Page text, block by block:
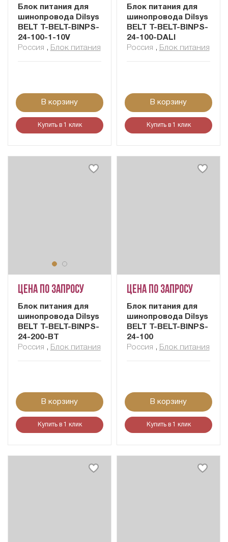
Блок питания для
шинопровода Dilsys
BELT T-BELT-BINPS-
24-100-1-10V
Россия , Блок питания
В корзину
Купить в 1 клик
Блок питания для
шинопровода Dilsys
BELT T-BELT-BINPS-
24-100-DALI
Россия , Блок питания
В корзину
Купить в 1 клик
Цена по запросу
Блок питания для
шинопровода Dilsys
BELT T-BELT-BINPS-
24-200-BT
Россия , Блок питания
В корзину
Купить в 1 клик
Цена по запросу
Блок питания для
шинопровода Dilsys
BELT T-BELT-BINPS-
24-100
Россия , Блок питания
В корзину
Купить в 1 клик